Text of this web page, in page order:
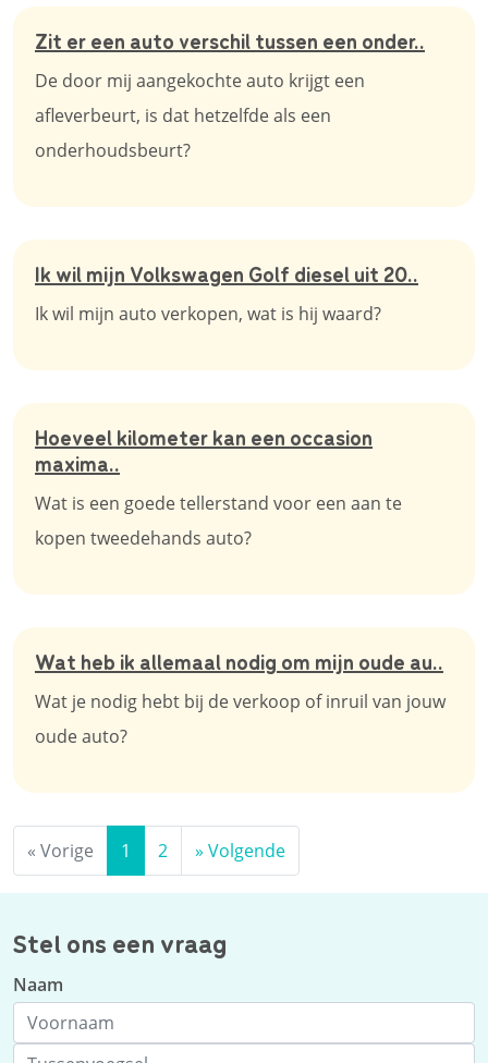
Zit er een auto verschil tussen een onder..
De door mij aangekochte auto krijgt een
afleverbeurt, is dat hetzelfde als een
onderhoudsbeurt?
Ik wil mijn Volkswagen Golf diesel uit 20..
Ik wil mijn auto verkopen, wat is hij waard?
Hoeveel kilometer kan een occasion
maxima..
Wat is een goede tellerstand voor een aan te
kopen tweedehands auto?
Wat heb ik allemaal nodig om mijn oude au..
Wat je nodig hebt bij de verkoop of inruil van jouw
oude auto?
« Vorige 1 2 » Volgende
Stel ons een vraag
Naam